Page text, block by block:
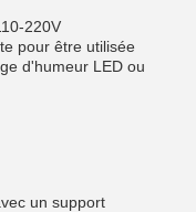
220V
pour être utilisée
d'humeur LED ou
un support